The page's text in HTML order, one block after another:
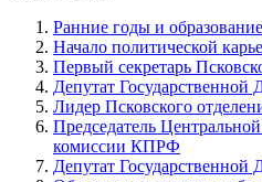
Ранние годы и образование
Начало политической
Первый секретарь
Депутат Государственной
Лидер Псковского
Председатель
комиссии КПРФ
Депутат Государственной